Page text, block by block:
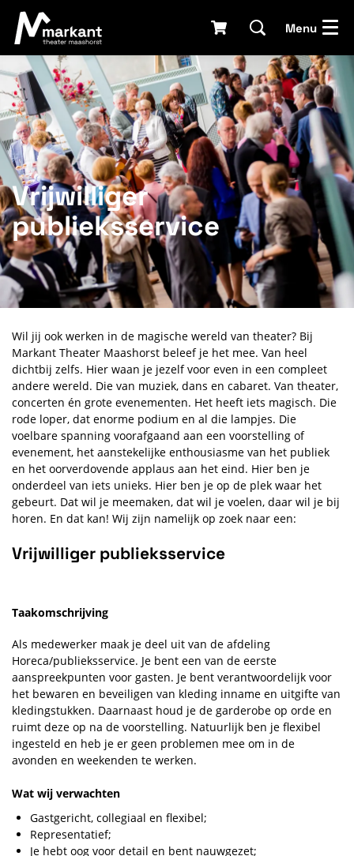
Menu
Vrijwilliger
publieksservice
Wil jij ook werken in de magische wereld van theater? Bij
Markant Theater Maashorst beleef je het mee. Van heel
dichtbij zelfs. Hier waan je jezelf voor even in een compleet
andere wereld. Die van muziek, dans en cabaret. Van theater,
concerten én grote evenementen. Het heeft iets magisch. Die
rode loper, dat enorme podium en al die lampjes. Die
voelbare spanning voorafgaand aan een voorstelling of
evenement, het aanstekelijke enthousiasme van het publiek
en het oorverdovende applaus aan het eind. Hier ben je
onderdeel van iets unieks. Hier ben je op de plek waar het
gebeurt. Dat wil je meemaken, dat wil je voelen, daar wil je bij
horen. En dat kan! Wij zijn namelijk op zoek naar een:
Vrijwilliger publieksservice
Taakomschrijving
Als medewerker maak je deel uit van de afdeling
Horeca/publieksservice. Je bent een van de eerste
aanspreekpunten voor gasten. Je bent verantwoordelijk voor
het bewaren en beveiligen van kleding inname en uitgifte van
kledingstukken. Daarnaast houd je de garderobe op orde en
ruimt deze op na de voorstelling. Natuurlijk ben je flexibel
ingesteld en heb je er geen problemen mee om in de
avonden en weekenden te werken.
Wat wij verwachten
Gastgericht, collegiaal en flexibel;
Representatief;
Je hebt oog voor detail en bent nauwgezet;